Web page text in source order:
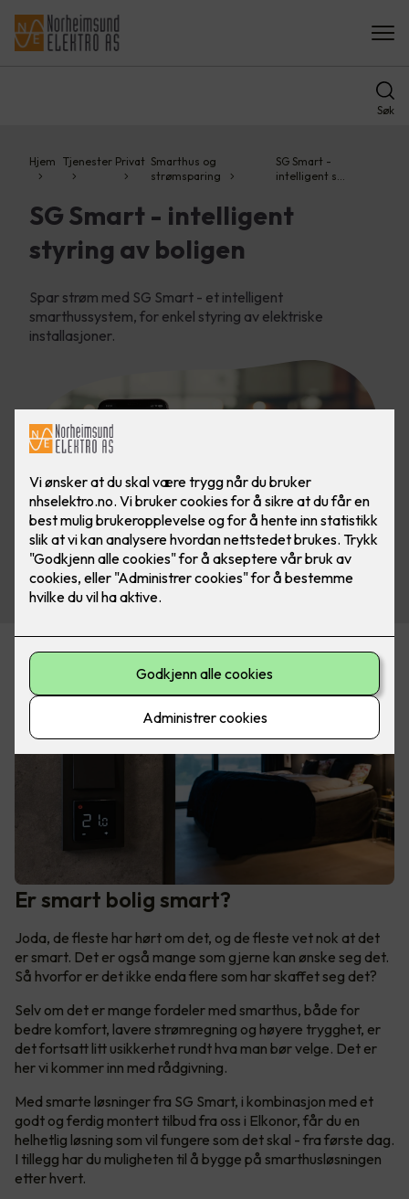
Søk
Hjem Tjenester Privat Smarthus og
strømsparing
SG Smart -
intelligent s…
SG Smart - intelligent
styring av boligen
Spar strøm med SG Smart - et intelligent
smarthussystem, for enkel styring av elektriske
installasjoner.
Er smart bolig smart?
Joda, de fleste har hørt om det, og de fleste vet nok at det
er smart. Det er også mange som gjerne kan ønske seg det.
Så hvorfor er det ikke enda flere som har skaffet seg det?
Selv om det er mange fordeler med smarthus, både for
bedre komfort, lavere strømregning og høyere trygghet, er
det fortsatt litt usikkerhet rundt hva man bør velge. Det er
her vi kommer inn med rådgivning.
Med smarte løsninger fra SG Smart, i kombinasjon med et
godt og ferdig montert tilbud fra oss i Elkonor, får du en
helhetlig løsning som vil fungere som det skal - fra første dag.
I tillegg har du muligheten til å bygge på smarthusløsningen
etter hvert.